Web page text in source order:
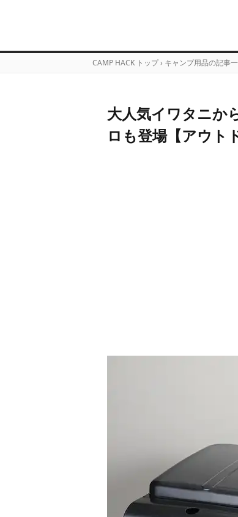
CAMP HACK トップ › キャンプ用品の記事
大人気イワタニか
ロも登場【アウト